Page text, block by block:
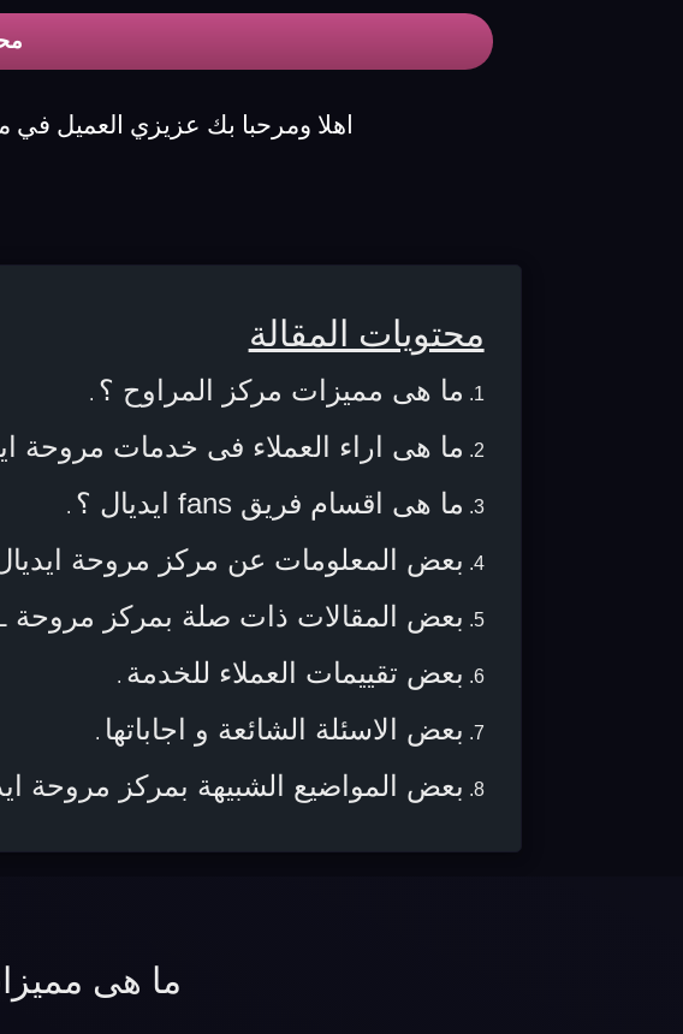
اهلا ومرحبا بك عزيزي العميل
محتويات المقالة
ما هى مميزات مركز المراوح ؟ .
ما هى اراء العملاء فى خدمات مروحة
ما هى اقسام فريق fans ايديال ؟ .
بعض المعلومات عن مركز مروحة
بعض المقالات ذات صلة بمركز مروحة IDEAL
بعض تقييمات العملاء للخدمة .
بعض الاسئلة الشائعة و اجاباتها .
بعض المواضيع الشبيهة بمركز مروحة
ما هى